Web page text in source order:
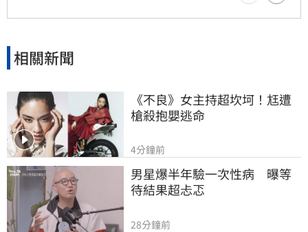
相關新聞
《不良》女主持超坎坷！尪遭
槍殺抱嬰逃命
4分鐘前
男星爆半年驗一次性病　曝等
待結果超忐忑
28分鐘前